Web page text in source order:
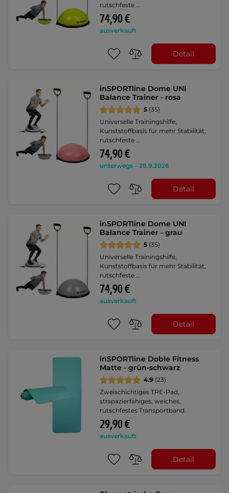
rutschfeste …
74,90 €
ausverkauft
Detail
inSPORTline Dome UNI
Balance Trainer - rosa
5 (35)
Universelle Trainingshilfe,
Kunststoffbasis für mehr Stabilität,
rutschfeste …
74,90 €
unterwegs – 28.9.2026
Detail
inSPORTline Dome UNI
Balance Trainer - grau
5 (35)
Universelle Trainingshilfe,
Kunststoffbasis für mehr Stabilität,
rutschfeste …
74,90 €
ausverkauft
Detail
inSPORTline Doble Fitness
Matte - grün-schwarz
4.9 (23)
Zweischichtiges TPE-Pad,
strapazierfähiges, weiches,
rutschfestes Transportband.
29,90 €
ausverkauft
Detail